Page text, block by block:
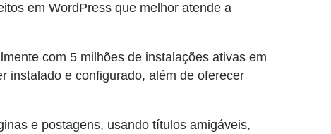
em WordPress que melhor atende a
com 5 milhões de instalações ativas em
instalado e configurado, além de oferecer
e postagens, usando títulos amigáveis,